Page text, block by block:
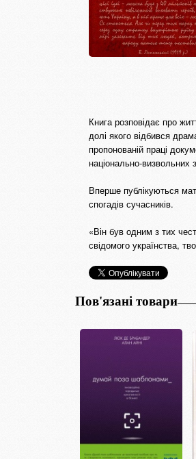
Книга розповідає про
долі якого відбився
пропонованій праці
національно-визвольних
Вперше публікуються
спогадів сучасників.
«Він був одним з тих
свідомого українства,
Пов'язані товари